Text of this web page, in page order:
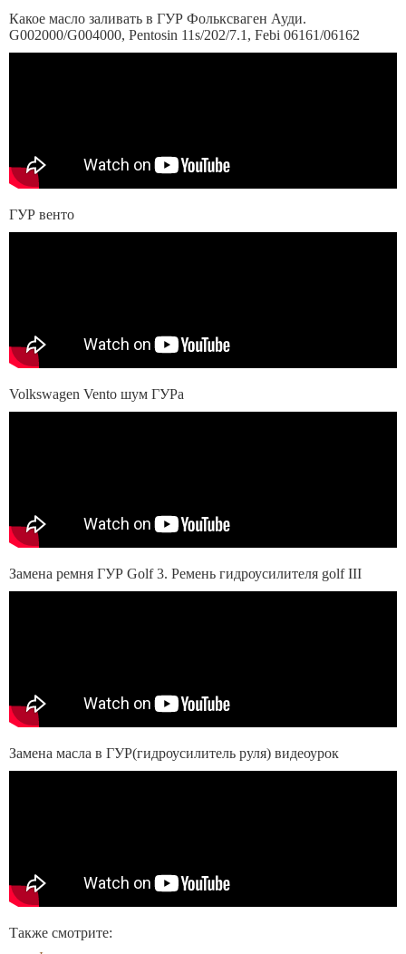
Какое масло заливать в ГУР Фольксваген Ауди.
G002000/G004000, Pentosin 11s/202/7.1, Febi 06161/06162
ГУР венто
Volkswagen Vento шум ГУРа
Замена ремня ГУР Golf 3. Ремень гидроусилителя golf III
Замена масла в ГУР(гидроусилитель руля) видеоурок
Также смотрите: